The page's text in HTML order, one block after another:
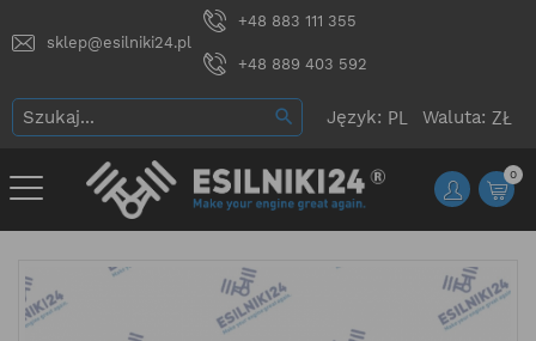
sklep@esilniki24.pl
+48 883 111 355
+48 889 403 592
Język: Waluta:
0